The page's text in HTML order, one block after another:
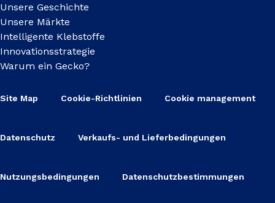
Unsere Geschichte
Unsere Märkte
Intelligente Klebstoffe
Innovationsstrategie
Warum ein Gecko?
Site Map Cookie-Richtlinien Cookie management
Datenschutz Verkaufs- und Lieferbedingungen
Nutzungsbedingungen Datenschutzbestimmungen